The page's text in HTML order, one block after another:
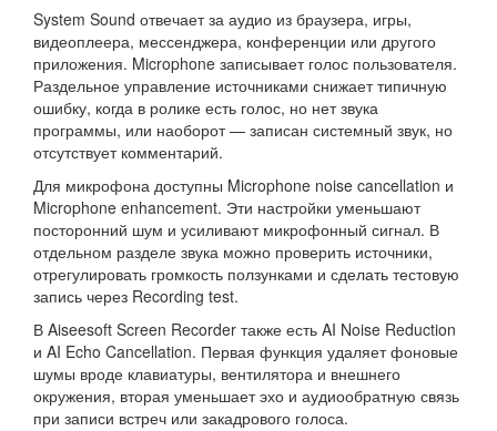
System Sound отвечает за аудио из браузера, игры,
видеоплеера, мессенджера, конференции или другого
приложения. Microphone записывает голос пользователя.
Раздельное управление источниками снижает типичную
ошибку, когда в ролике есть голос, но нет звука
программы, или наоборот — записан системный звук, но
отсутствует комментарий.
Для микрофона доступны Microphone noise cancellation и
Microphone enhancement. Эти настройки уменьшают
посторонний шум и усиливают микрофонный сигнал. В
отдельном разделе звука можно проверить источники,
отрегулировать громкость ползунками и сделать тестовую
запись через Recording test.
В Aiseesoft Screen Recorder также есть AI Noise Reduction
и AI Echo Cancellation. Первая функция удаляет фоновые
шумы вроде клавиатуры, вентилятора и внешнего
окружения, вторая уменьшает эхо и аудиообратную связь
при записи встреч или закадрового голоса.